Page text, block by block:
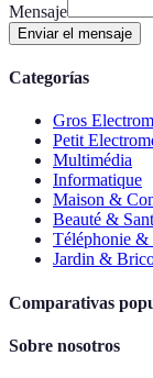
Mensaje
Enviar el mensaje
Categorías
Gros
Petit
Multimédia
Informatique
Maison &
Beauté &
Téléphonie &
Jardin &
Comparativas
Sobre nosotros